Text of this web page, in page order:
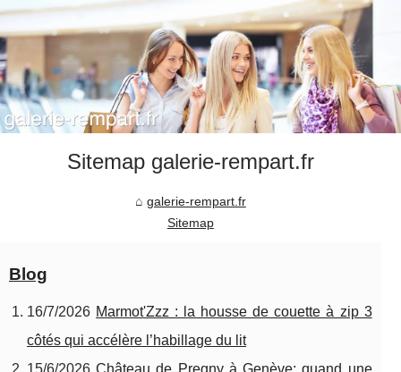
Sitemap galerie-rempart.fr
galerie-rempart.fr
Sitemap
Blog
16/7/2026 Marmot'Zzz : la housse de couette à zip 3
côtés qui accélère l’habillage du lit